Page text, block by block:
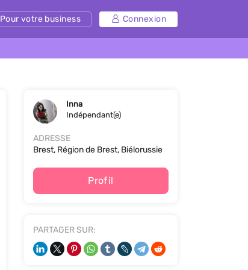
Pour votre business Connexion
Inna
Indépendant(e)
ADRESSE
Brest, Région de Brest, Biélorussie
Profil
PARTAGER SUR: